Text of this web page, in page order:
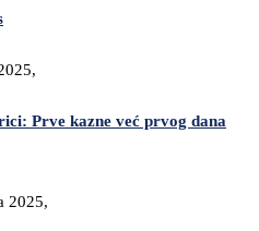
Prve kazne već prvog dana
2025,